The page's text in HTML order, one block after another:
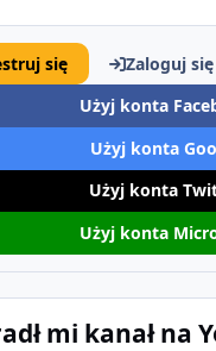
się
Zaloguj się
Użyj konta
Użyj konta
Użyj konta
Użyj konta
mi kanał na